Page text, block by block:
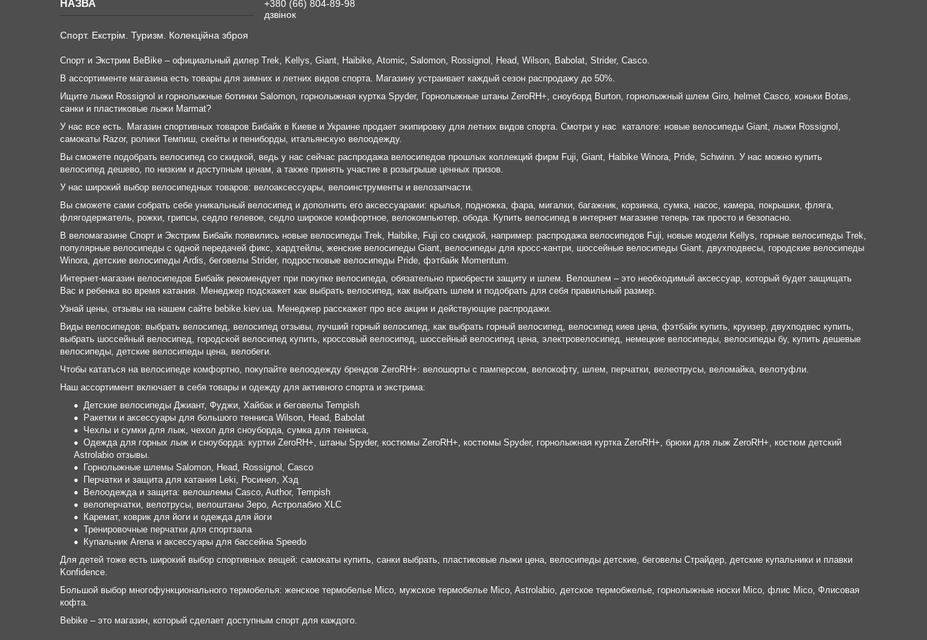
Спорт. Екстрім. Туризм. Колекційна зброя
+380 (66) 804-89-98
дзвінок
Спорт и Экстрим BeBike – официальный дилер Trek, Kellys, Giant, Haibike, Atomic, Salomon, Rossignol, Head, Wilson, Babolat, Strider, Casco.
В ассортименте магазина есть товары для зимних и летних видов спорта. Магазину устраивает каждый сезон распродажу до 50%.
Ищите лыжи Rossignol и горнолыжные ботинки Salomon, горнолыжная куртка Spyder, Горнолыжные штаны ZeroRH+, сноуборд Burton, горнолыжный шлем Giro, helmet Casco, коньки Botas,
санки и пластиковые лыжи Marmat?
У нас все есть. Магазин спортивных товаров Бибайк в Киеве и Украине продает экипировку для летних видов спорта. Смотри у нас каталоге: новые велосипеды Giant, лыжи Rossignol,
самокаты Razor, ролики Темпиш, скейты и пениборды, итальянскую велоодежду.
Вы сможете подобрать велосипед со скидкой, ведь у нас сейчас распродажа велосипедов прошлых коллекций фирм Fuji, Giant, Haibike Winora, Pride, Schwinn. У нас можно купить
велосипед дешево, по низким и доступным ценам, а также принять участие в розыгрыше ценных призов.
У нас широкий выбор велосипедных товаров: велоаксессуары, велоинструменты и велозапчасти.
Вы сможете сами собрать себе уникальный велосипед и дополнить его аксессуарами: крылья, подножка, фара, мигалки, багажник, корзинка, сумка, насос, камера, покрышки, фляга,
флягодержатель, рожки, грипсы, седло гелевое, седло широкое комфортное, велокомпьютер, обода. Купить велосипед в интернет магазине теперь так просто и безопасно.
В веломагазине Спорт и Экстрим Бибайк появились новые велосипеды Trek, Haibike, Fuji со скидкой, например: распродажа велосипедов Fuji, новые модели Kellys, горные велосипеды Trek,
популярные велосипеды с одной передачей фикс, хардтейлы, женские велосипеды Giant, велосипеды для кросс-кантри, шоссейные велосипеды Giant, двухподвесы, городские велосипеды
Winora, детские велосипеды Ardis, беговелы Strider, подростковые велосипеды Pride, фэтбайк Momentum.
Интернет-магазин велосипедов Бибайк рекомендует при покупке велосипеда, обязательно приобрести защиту и шлем. Велошлем – это необходимый аксессуар, который будет защищать
Вас и ребенка во время катания. Менеджер подскажет как выбрать велосипед, как выбрать шлем и подобрать для себя правильный размер.
Узнай цены, отзывы на нашем сайте bebike.kiev.ua. Менеджер расскажет про все акции и действующие распродажи.
Виды велосипедов: выбрать велосипед, велосипед отзывы, лучший горный велосипед, как выбрать горный велосипед, велосипед киев цена, фэтбайк купить, круизер, двухподвес купить,
выбрать шоссейный велосипед, городской велосипед купить, кроссовый велосипед, шоссейный велосипед цена, электровелосипед, немецкие велосипеды, велосипеды бу, купить дешевые
велосипеды, детские велосипеды цена, велобеги.
Чтобы кататься на велосипеде комфортно, покупайте велоодежду брендов ZeroRH+: велошорты с памперсом, велокофту, шлем, перчатки, велеотрусы, веломайка, велотуфли.
Наш ассортимент включает в себя товары и одежду для активного спорта и экстрима:
Детские велосипеды Джиант, Фуджи, Хайбак и беговелы Tempish
Ракетки и аксессуары для большого тенниса Wilson, Head, Babolat
Чехлы и сумки для лыж, чехол для сноуборда, сумка для тенниса,
Одежда для горных лыж и сноуборда: куртки ZeroRH+, штаны Spyder, костюмы ZeroRH+, костюмы Spyder, горнолыжная куртка ZeroRH+, брюки для лыж ZeroRH+, костюм детский
Astrolabio отзывы.
Горнолыжные шлемы Salomon, Head, Rossignol, Casco
Перчатки и защита для катания Leki, Росинел, Хэд
Велоодежда и защита: велошлемы Casco, Author, Tempish
велоперчатки, велотрусы, велоштаны Зеро, Астролабио XLC
Каремат, коврик для йоги и одежда для йоги
Тренировочные перчатки для спортзала
Купальник Arena и аксессуары для бассейна Speedo
Для детей тоже есть широкий выбор спортивных вещей: самокаты купить, санки выбрать, пластиковые лыжи цена, велосипеды детские, беговелы Страйдер, детские купальники и плавки
Konfidence.
Большой выбор многофункционального термобелья: женское термобелье Mico, мужское термобелье Mico, Astrolabio, детское термобжелье, горнолыжные носки Mico, флис Mico, Флисовая
кофта.
Bebike – это магазин, который сделает доступным спорт для каждого.